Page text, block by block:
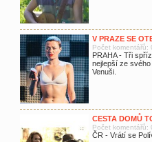
V PRAZE SE
Počet komentářů:
PRAHA - Tři
nejlepší ze
Venuši.
CESTA DOMŮ
Počet komentářů:
ČR - Vrátí se